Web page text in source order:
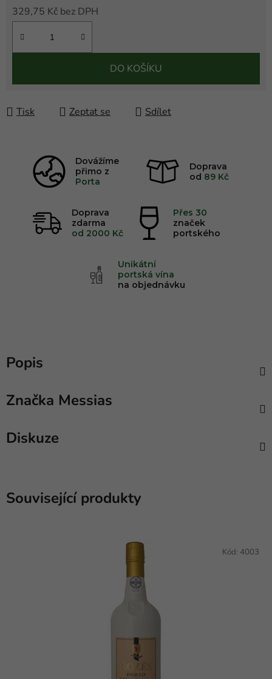
329,75 Kč bez DPH
DO KOŠÍKU
Tisk Zeptat se Sdílet
Dovážíme
přimo z
Porta
Doprava
od 89 Kč
Doprava
zdarma
od 2000 Kč
Přes 30
značek
portského
FOOD
PLATTER
LINEICONS
Unikátní
portská vína
na objednávku
Popis
Značka Messias
Diskuze
Související produkty
Kód: 4003